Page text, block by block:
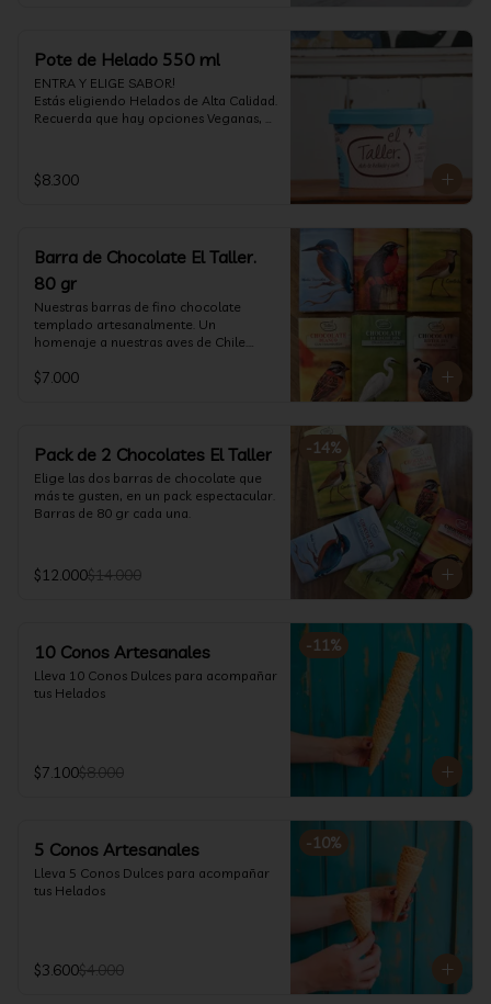
Pote de Helado 550 ml
ENTRA Y ELIGE SABOR!
Estás eligiendo Helados de Alta Calidad.
Recuerda que hay opciones Veganas,
$8.300
Barra de Chocolate El Taller.
80 gr
Nuestras barras de fino chocolate
templado artesanalmente. Un
homenaje a nuestras aves de Chile.
$7.000
-14%
Pack de 2 Chocolates El Taller
Elige las dos barras de chocolate que
más te gusten, en un pack espectacular.
Barras de 80 gr cada una.
$12.000$14.000
-11%
10 Conos Artesanales
Lleva 10 Conos Dulces para acompañar
tus Helados
$7.100$8.000
-10%
5 Conos Artesanales
Lleva 5 Conos Dulces para acompañar
tus Helados
$3.600$4.000